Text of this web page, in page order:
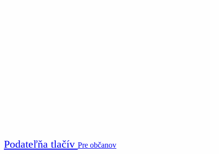
Podateľňa tlačív Pre občanov